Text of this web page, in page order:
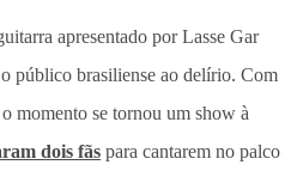
apresentado por Lasse Gar
público brasiliense ao delírio. Com
momento se tornou um show à
dois fãs para cantarem no palco